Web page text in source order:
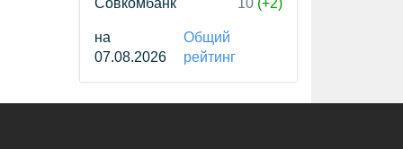
Совкомбанк
10 (+2)
на
07.08.2026
Общий
рейтинг